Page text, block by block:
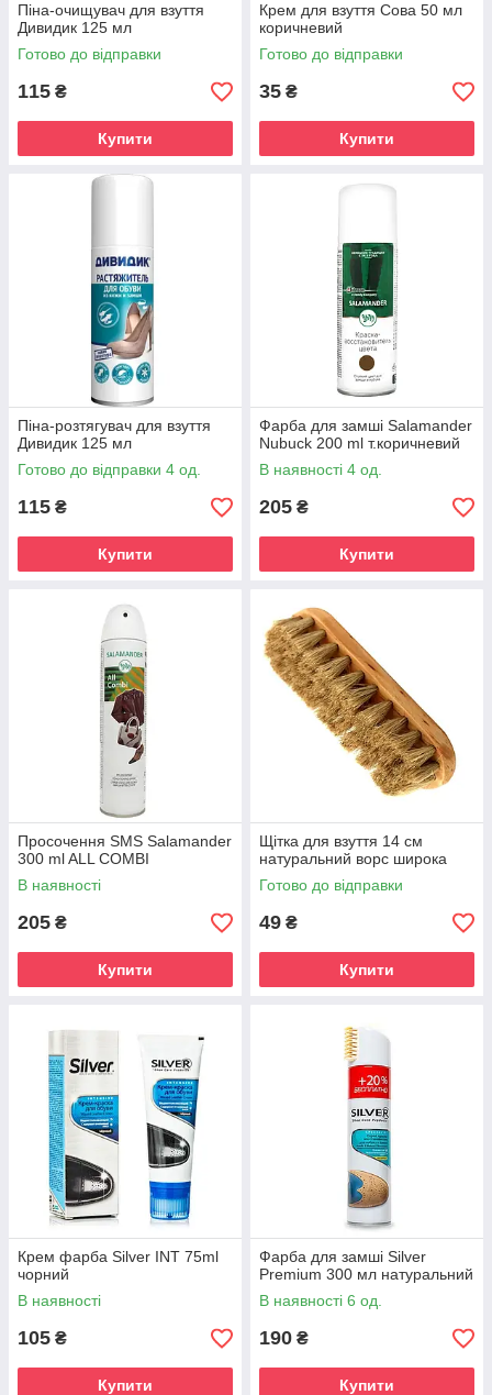
Піна-очищувач для взуття
Дивидик 125 мл
Готово до відправки
115 ₴
Купити
Крем для взуття Сова 50 мл
коричневий
Готово до відправки
35 ₴
Купити
Піна-розтягувач для взуття
Дивидик 125 мл
Готово до відправки 4 од.
115 ₴
Купити
Фарба для замші Salamander
Nubuck 200 ml т.коричневий
В наявності 4 од.
205 ₴
Купити
Просочення SMS Salamander
300 ml ALL COMBI
В наявності
205 ₴
Купити
Щітка для взуття 14 см
натуральний ворс широка
Готово до відправки
49 ₴
Купити
Крем фарба Silver INT 75ml
чорний
В наявності
105 ₴
Купити
Фарба для замші Silver
Premium 300 мл натуральний
В наявності 6 од.
190 ₴
Купити